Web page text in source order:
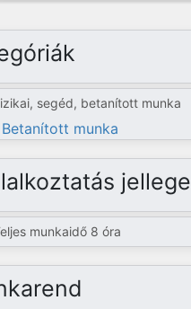
segéd, betanított munka
Betanított munka
jellege
munkaidő 8 óra